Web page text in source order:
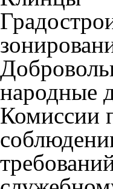
народные
Комиссии